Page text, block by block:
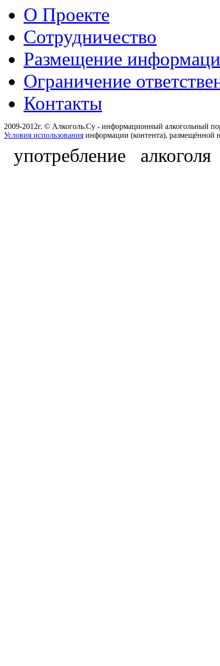
О Проекте
Сотрудничество
Размещение
Ограничение
Контакты
2009-2012г. © Алкоголь.Су - информационный алкогольный
Условия использования информации (контента), размещённой
употребление